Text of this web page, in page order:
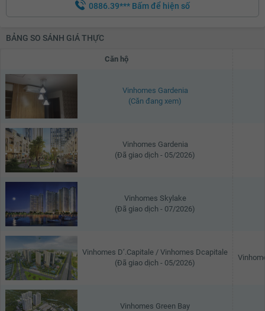
0886.39*** Bấm để hiện số
BẢNG SO SÁNH GIÁ THỰC
Căn hộ
Vinhomes Gardenia
(Căn đang xem)
Vinhomes Gardenia
(Đã giao dịch - 05/2026)
Vinhomes Skylake
(Đã giao dịch - 07/2026)
Vinhomes D’.Capitale / Vinhomes Dcapitale
(Đã giao dịch - 05/2026)
Vinhomes Green Bay